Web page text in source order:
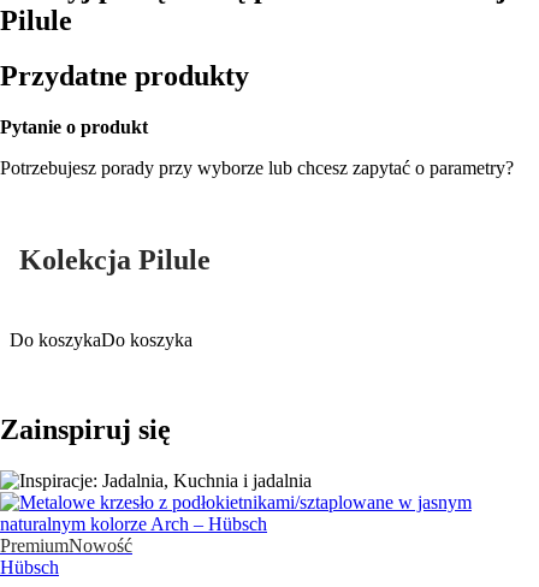
Pilule
Przydatne produkty
Pytanie o produkt
Potrzebujesz porady przy wyborze lub chcesz zapytać o parametry?
Kolekcja Pilule
Do koszykaDo koszyka
Zainspiruj się
PremiumNowość
Hübsch